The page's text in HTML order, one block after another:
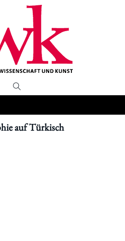
auf Türkisch